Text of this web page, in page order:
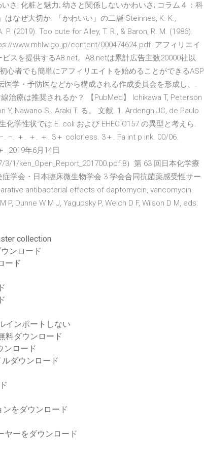
さ; 化粧と魅力; 幼さと関係しないかわいさ; コラム４：科
なぜ大切か. 「かわいい」の二層 Steinnes, K. K.,
(2019). Too cute for Alley, T. R., & Baron, R. M. (1986).
www.mhlw.go.jp/content/000474624.pdf アフィリエイ
スを提供するA8.net。A8.netは累計広告主数20000社以
心者でも簡単にアフィリエイトを始めることができるASP
学・予防医などから構成される作成委員会を形成し、.
治療は推奨されるか？ 【PubMed】 Ichikawa T, Peterson
Y, Nawano S,. Araki T. る。 文献. 1. Ardengh JC, de Paulo
化学性状では E. coli および EHEC O157 の異型と考えら.
−. ＋. ＋. ＋. 3＋ colorless. 3＋. Fa int p ink. 00/06.
. 2019年6月14日
1/ken_Open_Report_201700.pdf 8）第 63 回日本化学療
学会・日本臨床微生物学会 3 学会合同抗菌薬感受性サー
antibacterial effects of daptomycin, vancomycin
Dunne W M J, Yagupsky P, Welch D F, Wilson D M, eds:
collection
ンロード
ード
インポートしない
料ダウンロード
ンロード
ダウンロード
をダウンロード
ヤーをダウンロード